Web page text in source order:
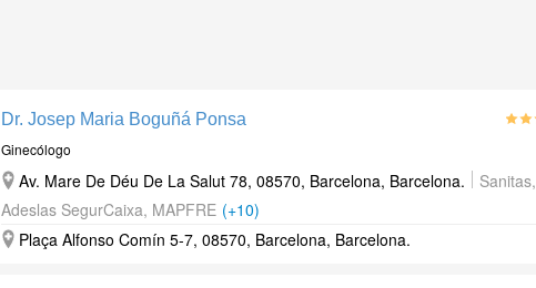
Dr. Josep Maria Boguñá Ponsa
Ginecólogo
Av. Mare De Déu De La Salut 78, 08570, Barcelona, Barcelona.
Sanitas,
Adeslas SegurCaixa, MAPFRE (+10)
Plaça Alfonso Comín 5-7, 08570, Barcelona, Barcelona.